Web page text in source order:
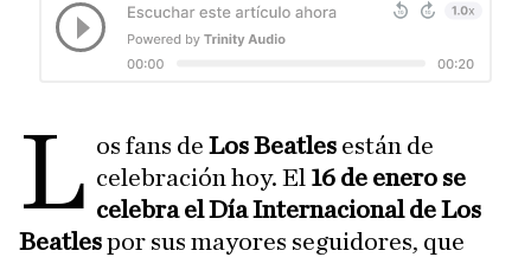
L os fans de Los Beatles están de
celebración hoy. El 16 de enero se
celebra el Día Internacional de Los
Beatlespor sus mayores seguidores, que